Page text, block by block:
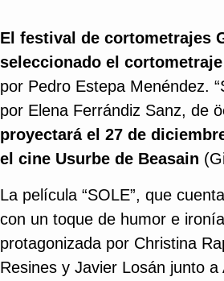
El festival de cortometrajes
seleccionado el cortometraje
por Pedro Estepa Menéndez.
por Elena Ferrándiz Sanz, de
proyectará el 27 de
el cine Usurbe de Beasain
La película “SOLE”, que
con un toque de humor e
protagonizada por Christina
Resines y Javier Losán junto a